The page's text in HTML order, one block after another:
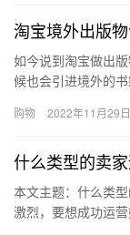
淘宝境外出版
如今说到淘宝做出
候也会引进境外的
怎么用…
购物 2022年11月29日
什么类型的卖
本文主题：什么类
激烈，要想成功运